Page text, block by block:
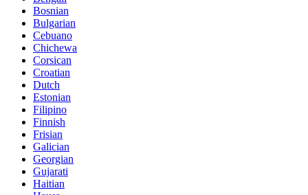
Bosnian
Bulgarian
Cebuano
Chichewa
Corsican
Croatian
Dutch
Estonian
Filipino
Finnish
Frisian
Galician
Georgian
Gujarati
Haitian